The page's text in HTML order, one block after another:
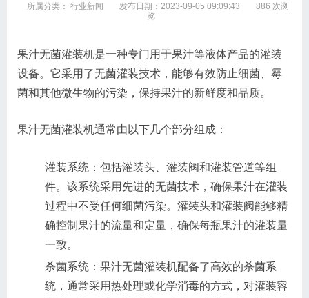
所属分类： 行业新闻 发布日期：2023-09-05 09:09:43
886 次浏
览
果汁无菌灌装机是一种专门用于果汁等液体产品的灌装
设备。它采用了无菌灌装技术，能够有效防止细菌、霉
菌和其他微生物的污染，保持果汁的新鲜度和品质。
果汁无菌灌装机通常由以下几个部分组成：
灌装系统：包括灌装头、灌装阀和灌装管道等组
件。该系统采用先进的无菌技术，确保果汁在灌装
过程中不受任何细菌污染。灌装头和灌装阀能够精
确控制果汁的流量和定量，确保每瓶果汁的灌装量
一致。
杀菌系统：果汁无菌灌装机配备了高效的杀菌系
统，通常采用热处理或化学消毒的方式，对灌装容